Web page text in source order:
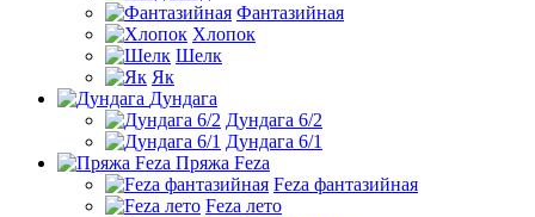
Фантазийная
Хлопок
Шелк
Як
Дундага
Дундага 6/2
Дундага 6/1
Пряжа Feza
Feza фантазийная
Feza лето